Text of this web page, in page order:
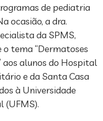
de pediatria
ocasião, a dra.
da SPMS,
tema “Dermatoses
aos alunos do Hospital
e da Santa Casa
à Universidade
(UFMS).